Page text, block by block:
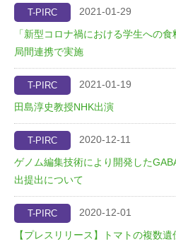
T-PIRC
2021-01-29
「新型コロナ禍における学生への
局間連携で実施
T-PIRC
2021-01-19
田島淳史教授NHK出演
T-PIRC
2020-12-11
ゲノム編集技術により開発した
出提出について
T-PIRC
2020-12-01
【プレスリリース】トマトの複数